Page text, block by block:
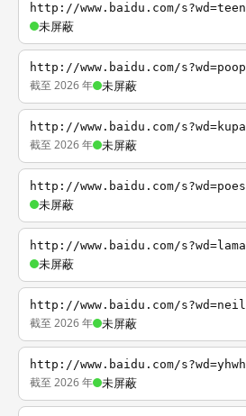
http://www.baidu.com/s?wd=teen
未屏蔽
http://www.baidu.com/s?wd=poop
截至 2026 年 未屏蔽
http://www.baidu.com/s?wd=kupa
截至 2026 年 未屏蔽
http://www.baidu.com/s?wd=poes
未屏蔽
http://www.baidu.com/s?wd=lama
未屏蔽
http://www.baidu.com/s?wd=neil
截至 2026 年 未屏蔽
http://www.baidu.com/s?wd=yhwh
截至 2026 年 未屏蔽